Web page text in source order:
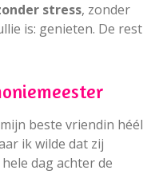
stress, zonder
is: genieten. De rest
beste vriendin héél
ik wilde dat zij
dag achter de